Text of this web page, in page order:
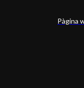
Pàgina